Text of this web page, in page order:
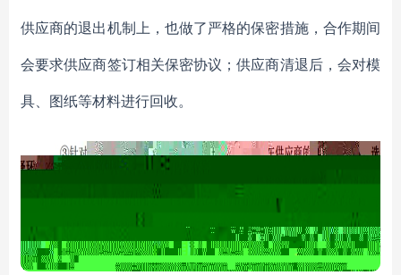
供应商的退出机制上，也做了严格的保密措施，合作期间
会要求供应商签订相关保密协议；供应商清退后，会对模
具、图纸等材料进行回收。